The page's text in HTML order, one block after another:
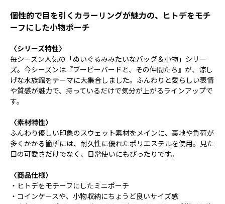
個性的で目を引くカラーリングが魅力の、ヒトデをモチ
ーフにした小物ポーチ
〈シリーズ特性〉
毎シーズン人気の「ぬいぐるみみたいなバッグ＆小物」シリー
ズ。今シーズンは『ブービーバードと、その仲間たち』が、涼し
げな水族館をテーマに大集合しました。ふんわりと愛らしい表情
や質感が魅力で、持っているだけで気分が上がるラインアップで
す。
〈素材特性〉
ふんわり優しい印象のスウェット素材をメインに、裏地や負荷が
多くかかる箇所には、耐久性に優れたポリエステルを使用。見た
目の可愛さだけでなく、日常使いにもぴったりです。
〈商品仕様〉
・ヒトデをモチーフにしたミニポーチ
・コインケースや、小物収納にちょうど良いサイズ感